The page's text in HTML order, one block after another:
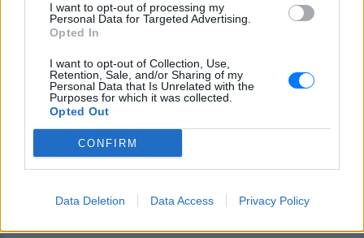
I want to opt-out of processing my
Personal Data for Targeted Advertising.
Opted In
I want to opt-out of Collection, Use,
Retention, Sale, and/or Sharing of my
Personal Data that Is Unrelated with the
Purposes for which it was collected.
Opted Out
CONFIRM
Data Deletion Data Access Privacy Policy
Αρχεία UFO: Αθόρυβα τριγωνικά σκάφη 152
μέτρων και μεταλλική σφαίρα με ανθρώπινο
σώμα στα νέα αποχαρακτηρισμένα έγγραφα
Η κυβέρνηση Τραμπ δημοσίευσε την 5η παρτίδα
ΣΉΜΕΡΑ